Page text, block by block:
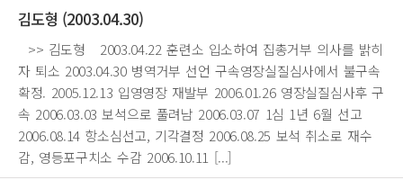
김도형 (2003.04.30)
>> 김도형 2003.04.22 훈련소 입소하여 집총거부 의사를 밝히
자 퇴소 2003.04.30 병역거부 선언 구속영장실질심사에서 불구속
확정. 2005.12.13 입영영장 재발부 2006.01.26 영장실질심사후 구
속 2006.03.03 보석으로 풀려남 2006.03.07 1심 1년 6월 선고
2006.08.14 항소심선고, 기각결정 2006.08.25 보석 취소로 재수
감, 영등포구치소 수감 2006.10.11 [...]